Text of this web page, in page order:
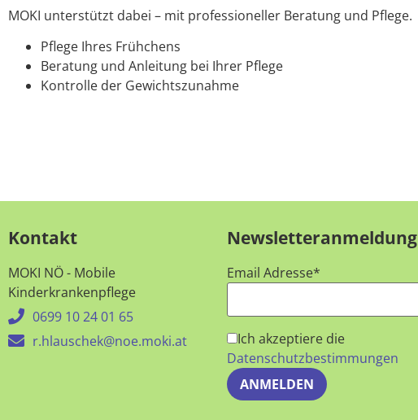
MOKI unterstützt dabei – mit professioneller Beratung und Pflege.
Pflege Ihres Frühchens
Beratung und Anleitung bei Ihrer Pflege
Kontrolle der Gewichtszunahme
Kontakt
MOKI NÖ - Mobile
Kinderkrankenpflege
0699 10 24 01 65
r.hlauschek@noe.moki.at
Newsletteranmeldung
Email Adresse*
Ich akzeptiere die
Datenschutzbestimmungen